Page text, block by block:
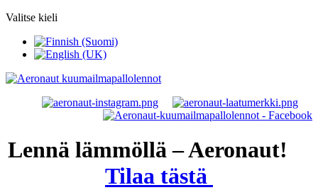
Valitse kieli
Lennä lämmöllä – Aeronaut!
Tilaa tästä